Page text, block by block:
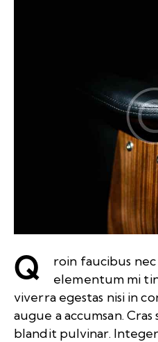
Q
roin faucibus nec
elementum mi
viverra egestas nisi in
augue a accumsan.
blandit pulvinar.